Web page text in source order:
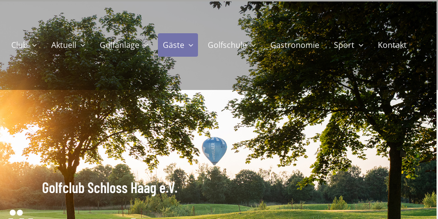
Club Aktuell Golfanlage Gäste Golfschule Gastronomie Sport Kontakt
Golfclub Schloss Haag e.V.